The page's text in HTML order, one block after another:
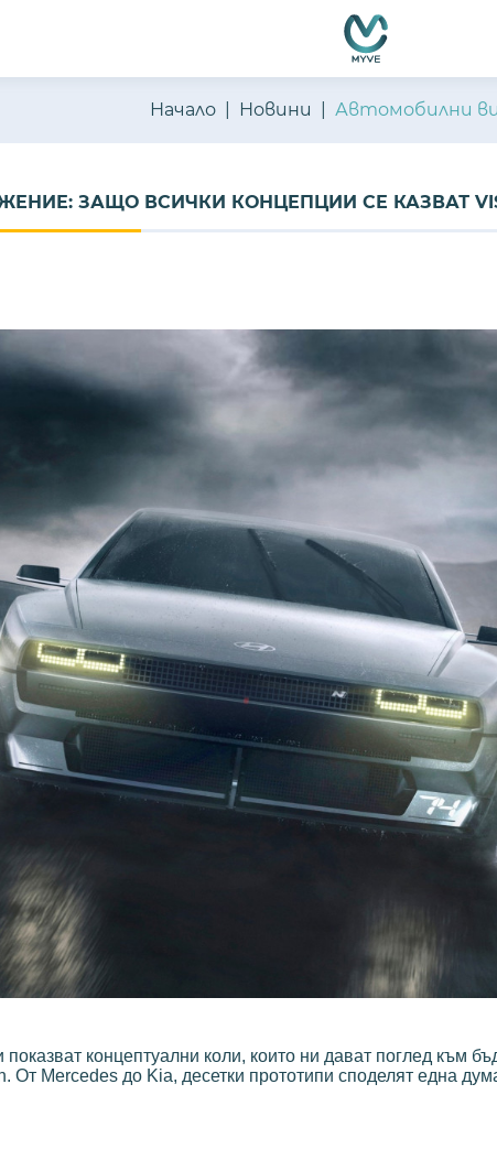
Начало Новини Автомобилни
ЗАЩО ВСИЧКИ КОНЦЕПЦИИ СЕ КАЗВАТ
концептуални коли, които ни дават поглед към
От Mercedes до Kia, десетки прототипи споделят една